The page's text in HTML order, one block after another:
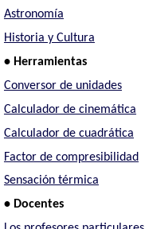
Astronomía
Historia y Cultura
• Herramientas
Conversor de unidades
Calculador de cinemática
Calculador de cuadrática
Factor de compresibilidad
Sensación térmica
• Docentes